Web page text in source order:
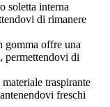
soletta interna
di rimanere
gomma offre una
permettendovi di
traspirante
freschi